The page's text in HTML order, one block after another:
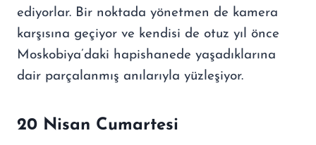
ediyorlar. Bir noktada yönetmen de kamera
karşısına geçiyor ve kendisi de otuz yıl önce
Moskobiya’daki hapishanede yaşadıklarına
dair parçalanmış anılarıyla yüzleşiyor.
20 Nisan Cumartesi